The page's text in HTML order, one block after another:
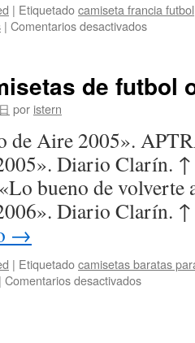
| Etiquetadocamiseta francia futbol
| Comentarios desactivadosen
replicas
de futbol
por istern
Aire 2005».
Diario Clarín.
bueno de
Diario Clarín.
→
| Etiquetadocamisetas baratas
| Comentarios desactivadosen